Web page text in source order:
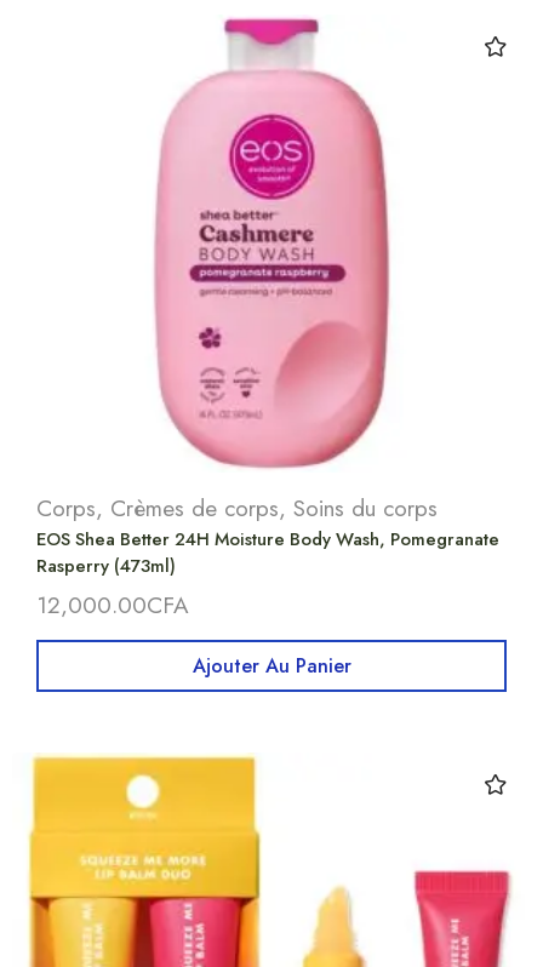
Corps, Crèmes de corps, Soins du corps
EOS Shea Better 24H Moisture Body Wash, Pomegranate
Rasperry (473ml)
12,000.00CFA
Ajouter Au Panier